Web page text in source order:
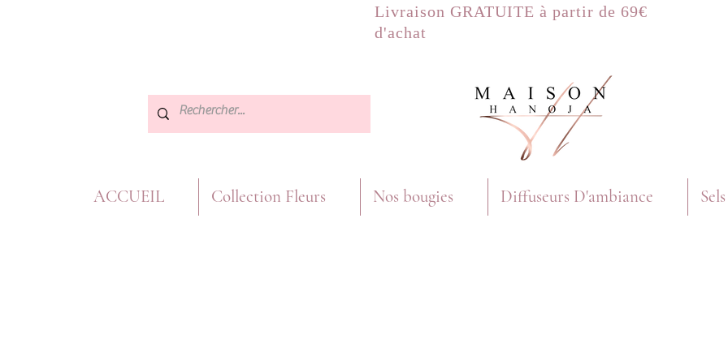
Livraison GRATUITE à partir de 69€
d'achat
ACCUEIL Collection Fleurs Nos bougies Diffuseurs D'ambiance